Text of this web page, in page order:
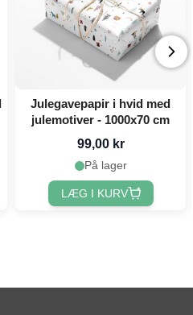
Julegavepapir i hvid med
julemotiver - 1000x70 cm
99,00 kr
På lager
LÆG I KURV